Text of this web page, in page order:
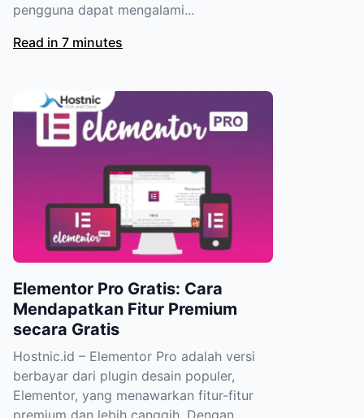
pengguna dapat mengalami...
Read in 7 minutes
Elementor Pro Gratis: Cara
Mendapatkan Fitur Premium
secara Gratis
Hostnic.id – Elementor Pro adalah versi
berbayar dari plugin desain populer,
Elementor, yang menawarkan fitur-fitur
premium dan lebih canggih. Dengan